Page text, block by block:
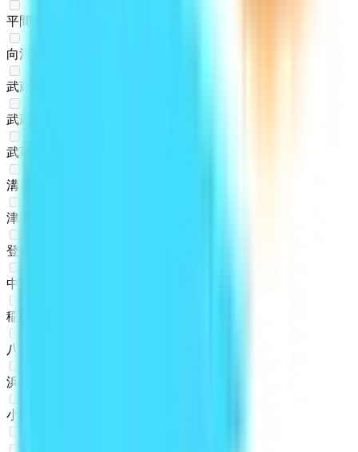
平間
向河原
武蔵小杉
武蔵中原
武蔵新城
溝の口
津田山
登戸
中野島
稲田堤
八丁畷
浜川崎
小田栄